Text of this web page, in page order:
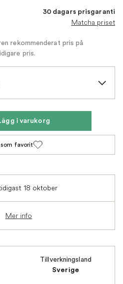
30 dagars prisgaranti
Matcha priset
rekommenderat pris på
pris.
i varukorg
som favorit
18 oktober
Mer info
Tillverkningsland
Sverige